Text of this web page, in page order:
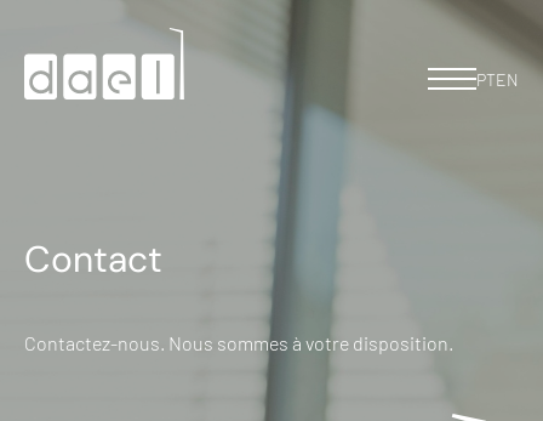
PTEN
Contact
Contactez-nous. Nous sommes à votre disposition.